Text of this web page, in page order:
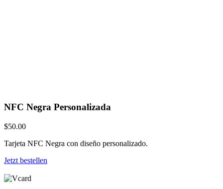
NFC Negra Personalizada
$50.00
Tarjeta NFC Negra con diseño personalizado.
Jetzt bestellen